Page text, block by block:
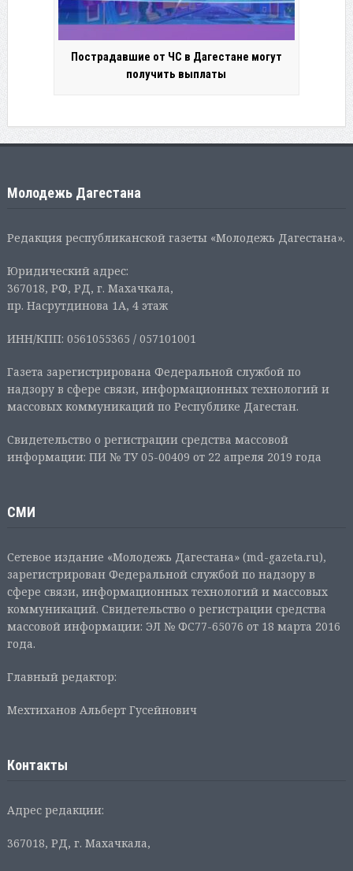
Пострадавшие от ЧС в Дагестане могут
получить выплаты
Молодежь Дагестана
Редакция республиканской газеты «Молодежь Дагестана».
Юридический адрес:
367018, РФ, РД, г. Махачкала,
пр. Насрутдинова 1А, 4 этаж
ИНН/КПП: 0561055365 / 057101001
Газета зарегистрирована Федеральной службой по
надзору в сфере связи, информационных технологий и
массовых коммуникаций по Республике Дагестан.
Свидетельство о регистрации средства массовой
информации: ПИ № ТУ 05-00409 от 22 апреля 2019 года
СМИ
Сетевое издание «Молодежь Дагестана» (md-gazeta.ru),
зарегистрирован Федеральной службой по надзору в
сфере связи, информационных технологий и массовых
коммуникаций. Свидетельство о регистрации средства
массовой информации: ЭЛ № ФС77-65076 от 18 марта 2016
года.
Главный редактор:
Мехтиханов Альберт Гусейнович
Контакты
Адрес редакции:
367018, РД, г. Махачкала,